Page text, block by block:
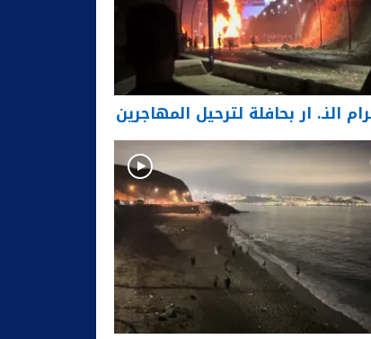
النـ. ار بحافلة لترحيل المهاجرين